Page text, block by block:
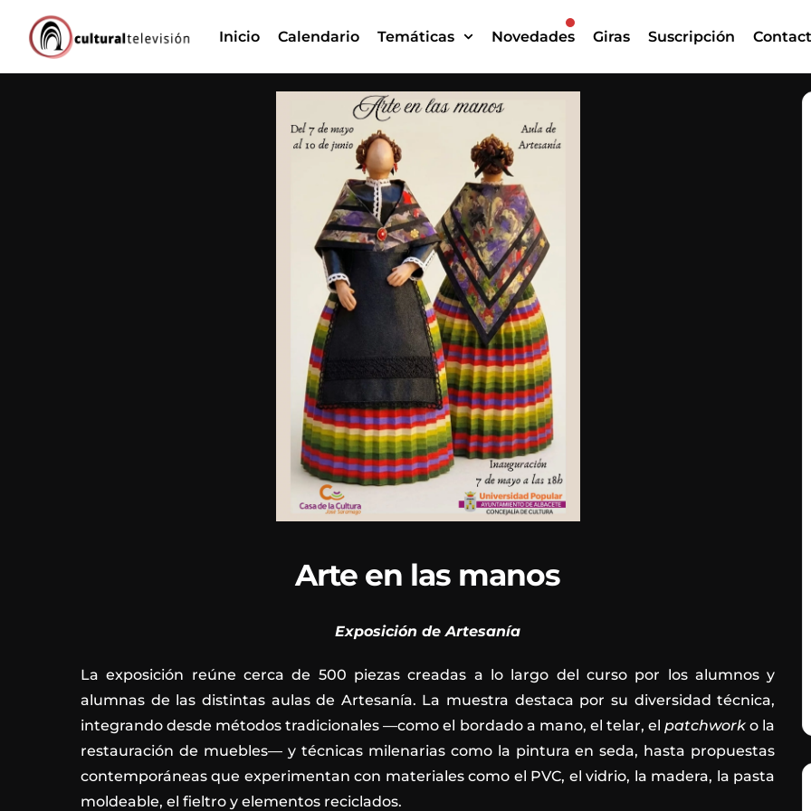
contenido
Inicio Calendario Temáticas Novedades Giras Suscripción
Arte en las manos
Exposición de Artesanía
La exposición reúne cerca de 500 piezas creadas a lo largo del curso por los alumnos y
alumnas de las distintas aulas de Artesanía. La muestra destaca por su diversidad técnica,
integrando desde métodos tradicionales —como el bordado a mano, el telar, elpatchwork o la
restauración de muebles— y técnicas milenarias como la pintura en seda, hasta propuestas
contemporáneas que experimentan con materiales como el PVC, el vidrio, la madera, la pasta
moldeable, el fieltro y elementos reciclados.